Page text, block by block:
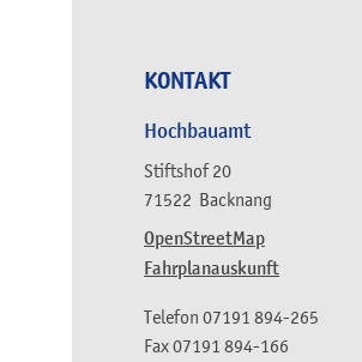
KONTAKT
Hochbauamt
Stiftshof 20
71522 Backnang
OpenStreetMap
Fahrplanauskunft
Telefon 07191 894-265
Fax07191 894-166